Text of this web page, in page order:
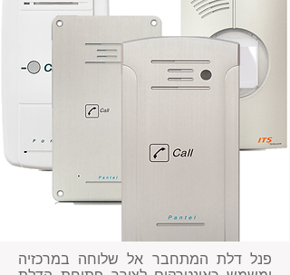
פנל דלת המתחבר אל שלוחה במרכזיה